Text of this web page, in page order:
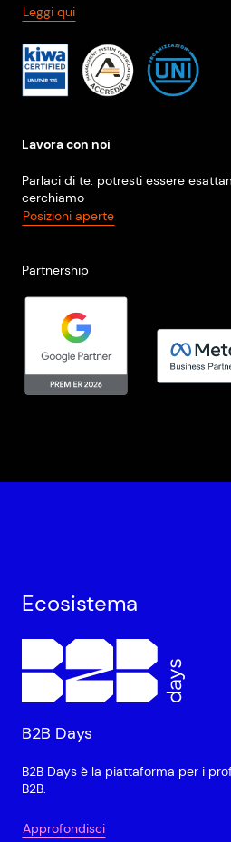
Leggi qui
Lavora con noi
Parlaci di te: potresti essere
cerchiamo
Posizioni aperte
Partnership
Ecosistema
B2B Days
B2B Days è la piattaforma per i
B2B.
Approfondisci